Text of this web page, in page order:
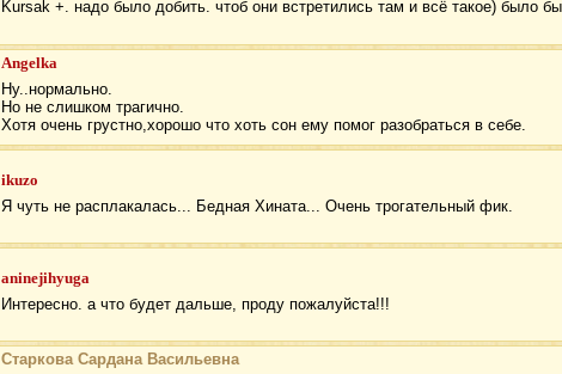
Kursak +. надо было добить. чтоб они встретились там и всё такое) было
Angelka
Ну..нормально.
Но не слишком трагично.
Хотя очень грустно,хорошо что хоть сон ему помог разобраться в себе.
ikuzo
Я чуть не расплакалась... Бедная Хината... Очень трогательный фик.
aninejihyuga
Интересно. а что будет дальше, проду пожалуйста!!!
Старкова Сардана Васильевна